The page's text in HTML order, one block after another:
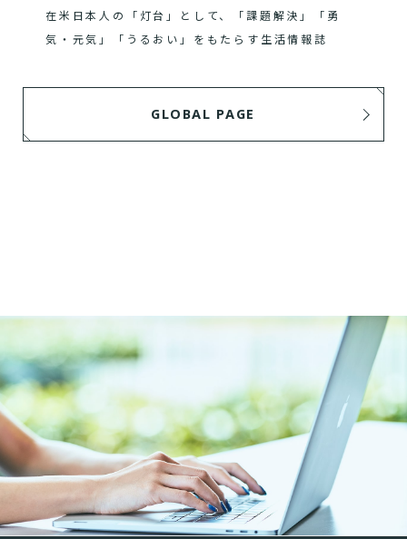
在米日本人の「灯台」として、「課題解決」「勇
気・元気」「うるおい」をもたらす生活情報誌
GLOBAL PAGE